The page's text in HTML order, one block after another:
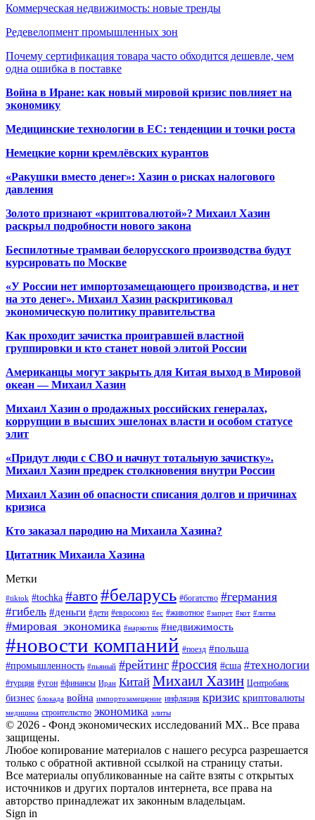
Коммерческая недвижимость: новые тренды
Редевелопмент промышленных зон
Почему сертификация товара часто обходится дешевле, чем
одна ошибка в поставке
Война в Иране: как новый мировой кризис повлияет на
экономику
Медицинские технологии в ЕС: тенденции и точки роста
Немецкие корни кремлёвских курантов
«Ракушки вместо денег»: Хазин о рисках налогового
давления
Золото признают «криптовалютой»? Михаил Хазин
раскрыл подробности нового закона
Беспилотные трамваи белорусского производства будут
курсировать по Москве
«У России нет импортозамещающего производства, и нет
на это денег». Михаил Хазин раскритиковал
экономическую политику правительства
Как проходит зачистка проигравшей властной
группировки и кто станет новой элитой России
Американцы могут закрыть для Китая выход в Мировой
океан — Михаил Хазин
Михаил Хазин о продажных российских генералах,
коррупции в высших эшелонах власти и особом статусе
элит
«Придут люди с СВО и начнут тотальную зачистку».
Михаил Хазин предрек столкновения внутри России
Михаил Хазин об опасности списания долгов и причинах
кризиса
Кто заказал пародию на Михаила Хазина?
Цитатник Михаила Хазина
Метки
#tiktok #tochka #авто#беларусь #богатство #германия
#гибель #деньги #дети #евросоюз #ес #животное #запрет #кот #литва
#мировая_экономика #наркотик #недвижимость
#новости компаний #поезд #польша
#промышленность #пьяный #рейтинг #россия #сша #технологии
#турция #угон #финансы Иран Китай Михаил Хазин Центробанк
бизнес блокада война импортозамещение инфляция кризис криптовалюты
медицина строительство экономика элиты
© 2026 - Фонд экономических исследований МХ.. Все права
защищены.
Любое копирование материалов с нашего ресурса разрешается
только с обратной активной ссылкой на страницу статьи.
Все материалы опубликованные на сайте взяты с открытых
источников и других порталов интернета, все права на
авторство принадлежат их законным владельцам.
Sign in